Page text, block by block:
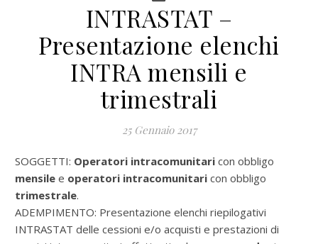
INTRASTAT –
Presentazione elenchi
INTRA mensili e
trimestrali
25 Gennaio 2017
SOGGETTI: Operatori intracomunitari con obbligo
mensile e operatori intracomunitari con obbligo
trimestrale.
ADEMPIMENTO: Presentazione elenchi riepilogativi
INTRASTAT delle cessioni e/o acquisti e prestazioni di